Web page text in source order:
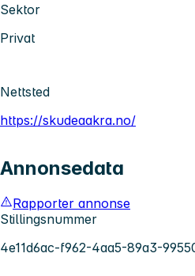
Sektor
Privat
Nettsted
https://skudeaakra.no/
Annonsedata
Rapporter annonse
Stillingsnummer
4e11d6ac-f962-4aa5-89a3-